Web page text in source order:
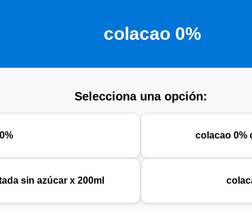
colacao 0%
Selecciona una opción:
colacao 0%
sin azúcar x 200ml